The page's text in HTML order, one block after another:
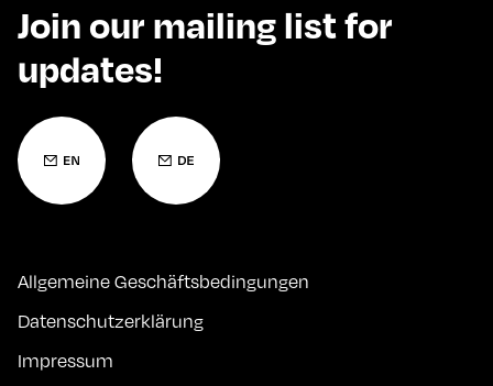
Join our mailing list for
updates!
Allgemeine Geschäftsbedingungen
Datenschutzerklärung
Impressum